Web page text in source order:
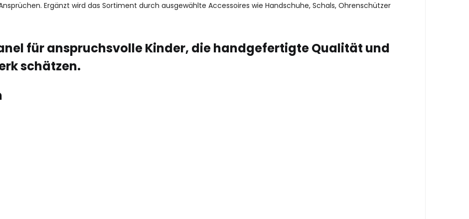
Ergänzt wird das Sortiment durch ausgewählte Accessoires wie Handschuhe, Schals, Ohrenschützer
für anspruchsvolle Kinder, die handgefertigte Qualität und
schätzen.